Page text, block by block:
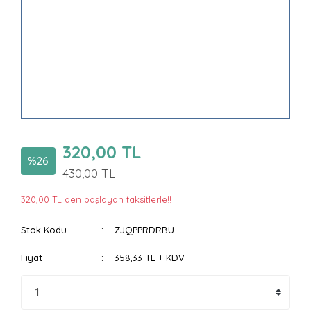
%26 320,00 TL
430,00 TL
320,00 TL den başlayan taksitlerle!!
Stok Kodu ZJQPPRDRBU
Fiyat 358,33 TL + KDV